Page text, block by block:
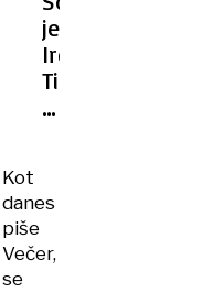
je
Ireno
Tihec
oprostilo
moža:
se
Kot
danes
piše
Večer,
se